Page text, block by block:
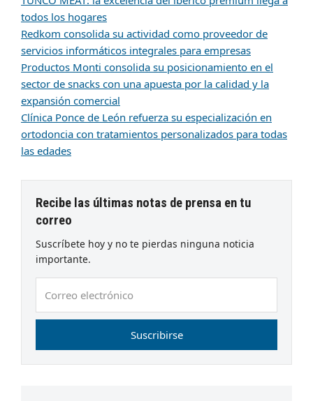
todos los hogares
Redkom consolida su actividad como proveedor de
servicios informáticos integrales para empresas
Productos Monti consolida su posicionamiento en el
sector de snacks con una apuesta por la calidad y la
expansión comercial
Clínica Ponce de León refuerza su especialización en
ortodoncia con tratamientos personalizados para todas
las edades
Recibe las últimas notas de prensa en tu
correo
Suscríbete hoy y no te pierdas ninguna noticia
importante.
electrónico
Suscribirse